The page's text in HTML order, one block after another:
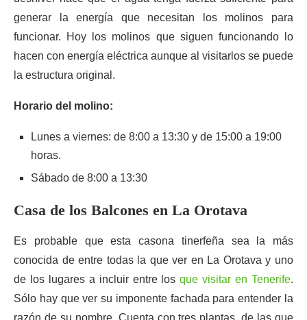
generar la energía que necesitan los molinos para
funcionar. Hoy los molinos que siguen funcionando lo
hacen con energía eléctrica aunque al visitarlos se puede
la estructura original.
Horario del molino:
Lunes a viernes: de 8:00 a 13:30 y de 15:00 a 19:00
horas.
Sábado de 8:00 a 13:30
Casa de los Balcones en La Orotava
Es probable que esta casona tinerfeña sea la más
conocida de entre todas la que ver en La Orotava y uno
de los lugares a incluir entre losque visitar en Tenerife.
Sólo hay que ver su imponente fachada para entender la
razón de su nombre. Cuenta con tres plantas, de las que